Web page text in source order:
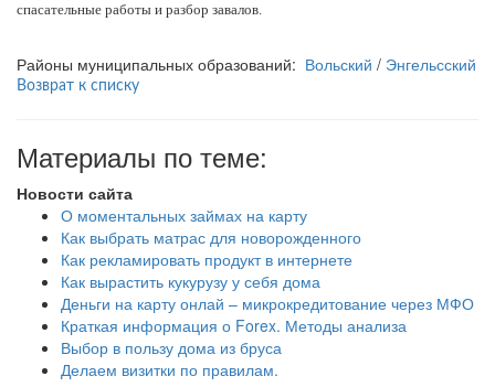
спасательные работы и разбор завалов.
Районы муниципальных образований: Вольский / Энгельсский
Возврат к списку
Материалы по теме:
Новости сайта
О моментальных займах на карту
Как выбрать матрас для новорожденного
Как рекламировать продукт в интернете
Как вырастить кукурузу у себя дома
Деньги на карту онлай – микрокредитование через МФО
Краткая информация о Forex. Методы анализа
Выбор в пользу дома из бруса
Делаем визитки по правилам.